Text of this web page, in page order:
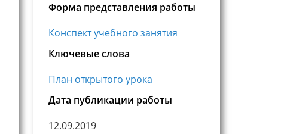
Форма представления работы
Конспект учебного занятия
Ключевые слова
План открытого урока
Дата публикации работы
12.09.2019